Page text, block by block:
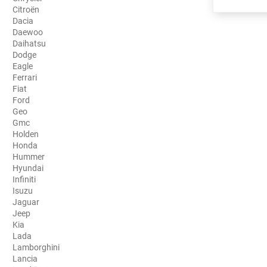
Porsche
Renault
Seat
Skoda
Tesla
Toyota
Volkswagen
Acura
Aixam
Alfa Romeo
Alpine
Citroën
Dacia
Daewoo
Daihatsu
Dodge
Eagle
Ferrari
Fiat
Ford
Geo
Gmc
Holden
Honda
Hummer
Hyundai
Infiniti
Isuzu
Jaguar
Jeep
Kia
Lada
Lamborghini
Lancia